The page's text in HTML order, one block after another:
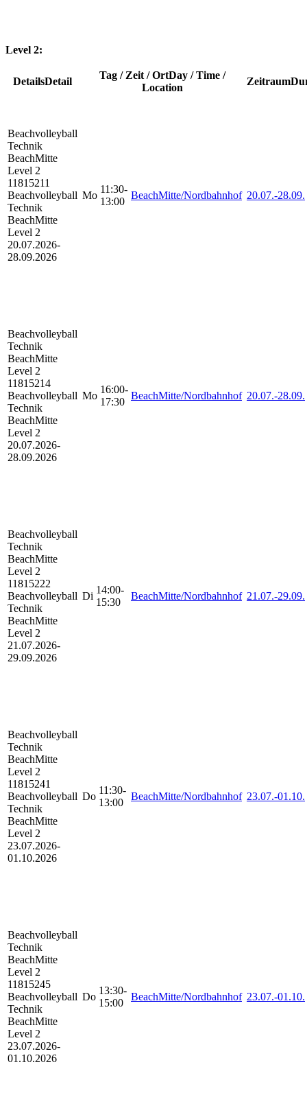
Level 2:
DetailsDetail
Tag / Zeit / OrtDay / Time /
Location
Zeitraum
Beachvolleyball
Technik
BeachMitte
Level 2
11815211
Beachvolleyball
Technik
BeachMitte
Level 2
20.07.2026-
28.09.2026
Mo
11:30-
13:00
BeachMitte/Nordbahnhof 20.07.-28.09.
Beachvolleyball
Technik
BeachMitte
Level 2
11815214
Beachvolleyball
Technik
BeachMitte
Level 2
20.07.2026-
28.09.2026
Mo
16:00-
17:30
BeachMitte/Nordbahnhof 20.07.-28.09.
Beachvolleyball
Technik
BeachMitte
Level 2
11815222
Beachvolleyball
Technik
BeachMitte
Level 2
21.07.2026-
29.09.2026
Di
14:00-
15:30
BeachMitte/Nordbahnhof 21.07.-29.09.
Beachvolleyball
Technik
BeachMitte
Level 2
11815241
Beachvolleyball
Technik
BeachMitte
Level 2
23.07.2026-
01.10.2026
Do
11:30-
13:00
BeachMitte/Nordbahnhof 23.07.-01.10.
Beachvolleyball
Technik
BeachMitte
Level 2
11815245
Beachvolleyball
Technik
BeachMitte
Level 2
23.07.2026-
01.10.2026
Do
13:30-
15:00
BeachMitte/Nordbahnhof 23.07.-01.10.